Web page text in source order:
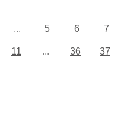
... 5 6 7
11 ... 36 37